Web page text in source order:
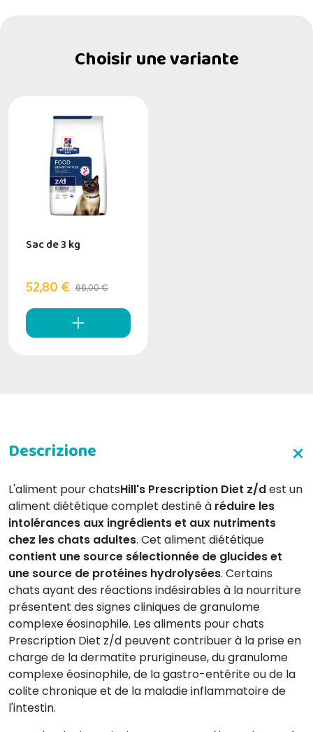
Choisir une variante
Sac de 3 kg
52,80 € 66,00 €
L'aliment pour chatsHill's Prescription Diet z/dest un
aliment diététique complet destiné à réduire les
intolérances aux ingrédients et aux nutriments
chez les chats adultes. Cet aliment diététique
contient une source sélectionnée de glucides et
une source de protéines hydrolysées. Certains
chats ayant des réactions indésirables à la nourriture
présentent des signes cliniques de granulome
complexe éosinophile. Les aliments pour chats
Prescription Diet z/d peuvent contribuer à la prise en
charge de la dermatite prurigineuse, du granulome
complexe éosinophile, de la gastro-entérite ou de la
colite chronique et de la maladie inflammatoire de
l'intestin.